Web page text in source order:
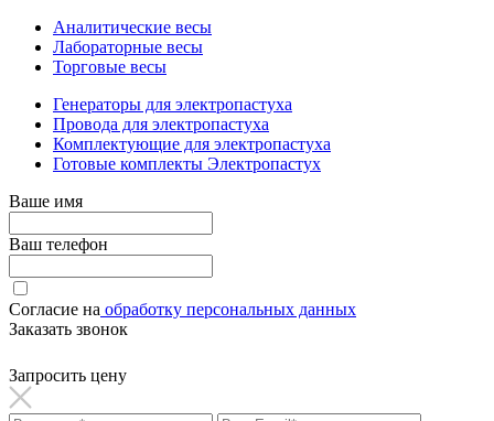
Аналитические весы
Лабораторные весы
Торговые весы
Генераторы для электропастуха
Провода для электропастуха
Комплектующие для электропастуха
Готовые комплекты Электропастух
Ваше имя
Ваш телефон
Согласие на обработку персональных данных
Заказать звонок
Запросить цену